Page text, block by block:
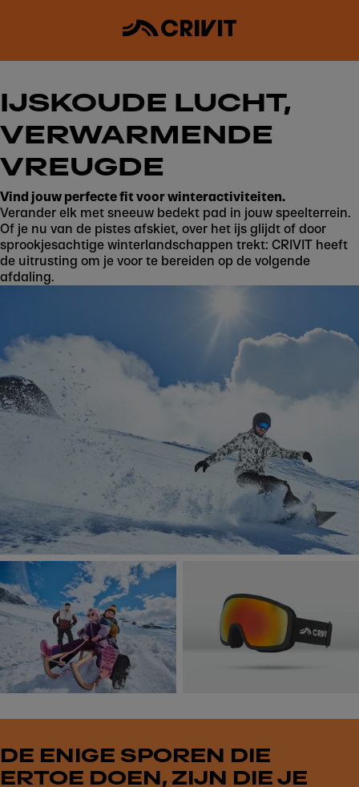
IJSKOUDE LUCHT,
VERWARMENDE
VREUGDE
Vind jouw perfecte fit voor winteractiviteiten.
Verander elk met sneeuw bedekt pad in jouw speelterrein.
Of je nu van de pistes afskiet, over het ijs glijdt of door
sprookjesachtige winterlandschappen trekt: CRIVIT heeft
de uitrusting om je voor te bereiden op de volgende
afdaling.
DE ENIGE SPOREN DIE
ERTOE DOEN, ZIJN DIE JE